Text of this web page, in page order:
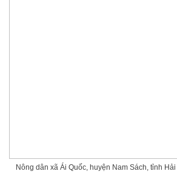
Nông dân xã Ái Quốc, huyện Nam Sách, tỉnh